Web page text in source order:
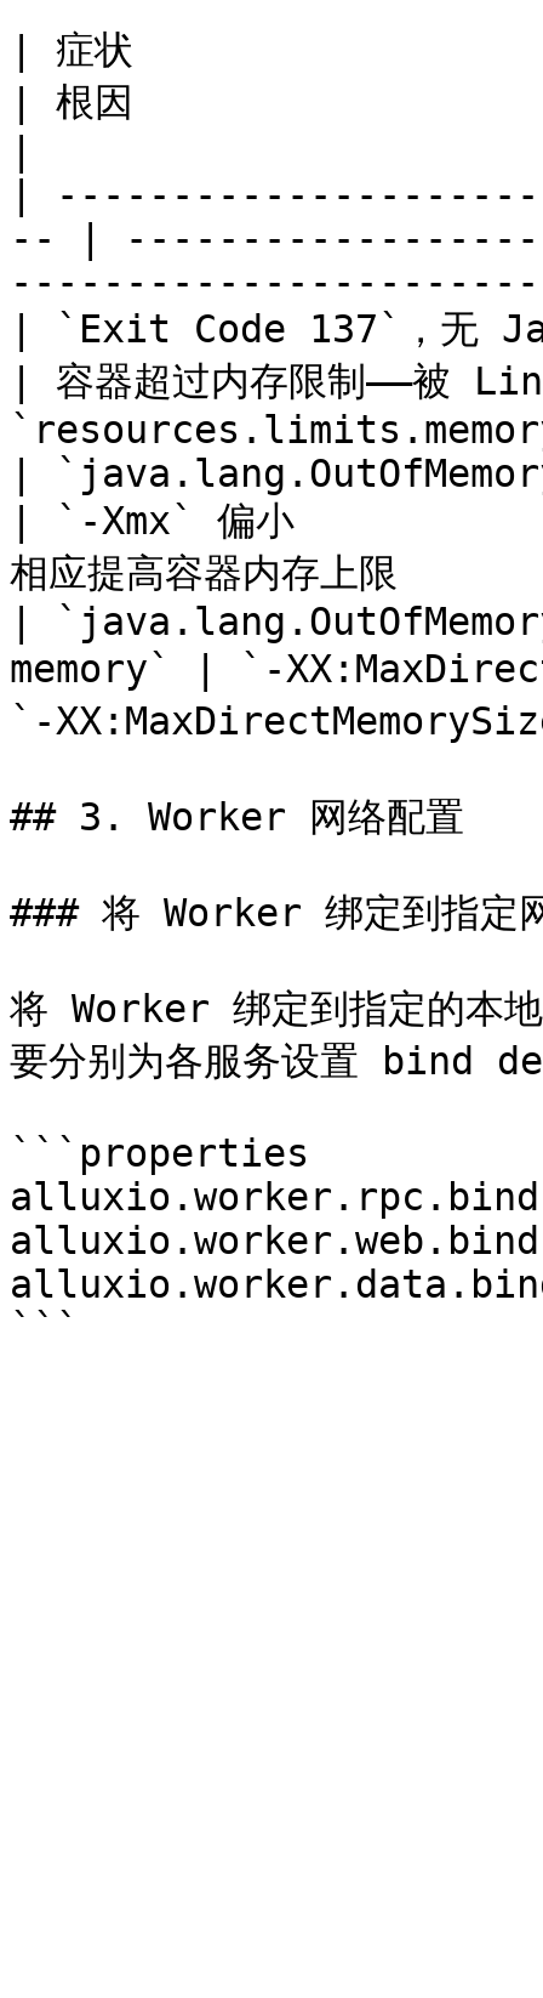
| 症状
| 根因
|
-- |
| `Exit Code 137`，无
| 容器超过内存限制——被
|
| `-Xmx` 偏小
相应提高容器内存上
|
memory` | `-
`-
## 3. Worker 网络配置
### 将 Worker 绑定到指定
将 Worker 绑定到指定的本
要分别为各服务设置 bind
```properties